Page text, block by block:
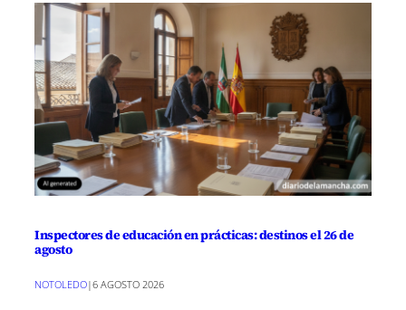
Inspectores de educación en prácticas: destinos el 26 de
agosto
NOTOLEDO|6 AGOSTO 2026